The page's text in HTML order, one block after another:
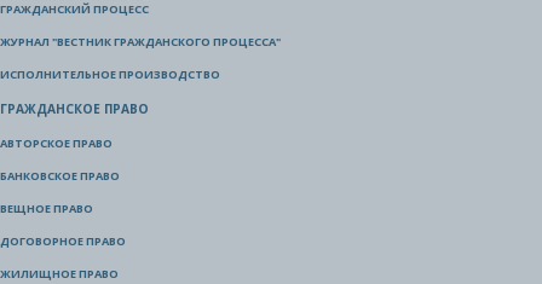
ГРАЖДАНСКИЙ ПРОЦЕСС
ЖУРНАЛ "ВЕСТНИК ГРАЖДАНСКОГО ПРОЦЕССА"
ИСПОЛНИТЕЛЬНОЕ ПРОИЗВОДСТВО
ГРАЖДАНСКОЕ ПРАВО
АВТОРСКОЕ ПРАВО
БАНКОВСКОЕ ПРАВО
ВЕЩНОЕ ПРАВО
ДОГОВОРНОЕ ПРАВО
ЖИЛИЩНОЕ ПРАВО